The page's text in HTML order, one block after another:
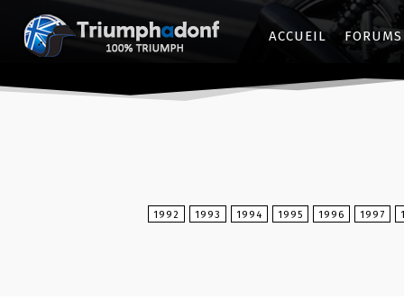
ACCUEIL FORUMS
1992 1993 1994 1995 1996 1997